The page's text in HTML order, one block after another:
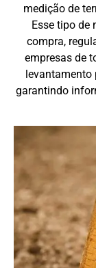
medição de
Esse tipo de
compra,
empresas de
garantindo